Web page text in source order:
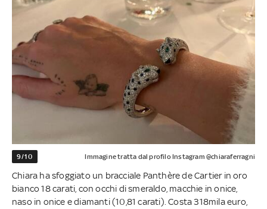
9/10 Immagine tratta dal profilo Instagram @chiaraferragni
Chiara ha sfoggiato un bracciale Panthère de Cartier in oro
bianco 18 carati, con occhi di smeraldo, macchie in onice,
naso in onice e diamanti (10,81 carati). Costa 318mila euro,